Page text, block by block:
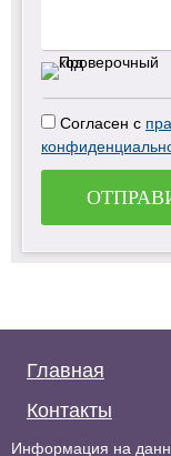
Согласен с
Главная
Контакты
Информация на